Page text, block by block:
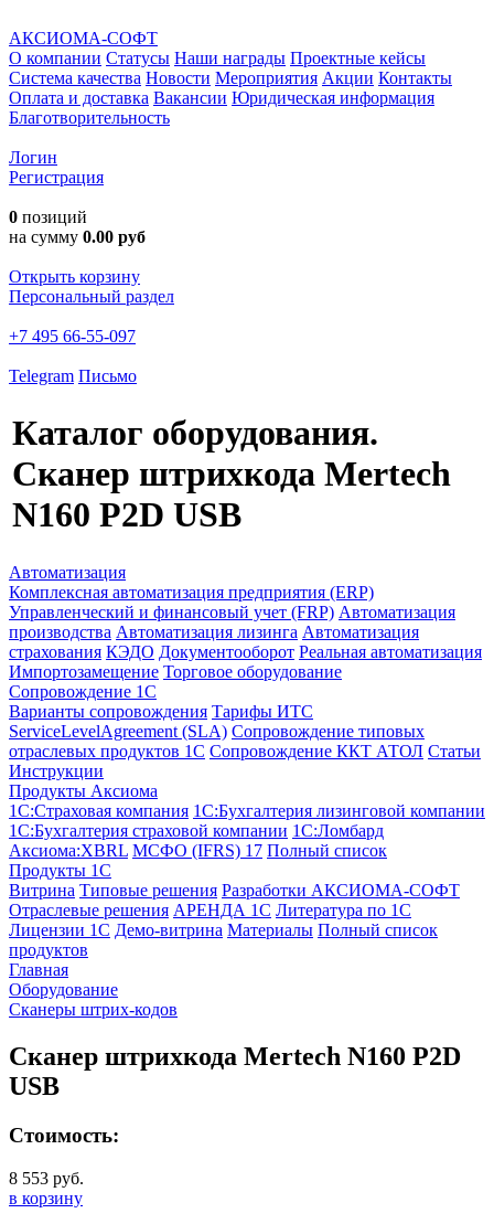
АКСИОМА-СОФТ
О компании Статусы Наши награды Проектные кейсы
Система качества Новости Мероприятия Акции Контакты
Оплата и доставка Вакансии Юридическая информация
Благотворительность
Логин
Регистрация
0 позиций
на сумму 0.00 руб
Открыть корзину
Персональный раздел
+7 495 66-55-097
Telegram Письмо
Каталог оборудования.
Сканер штрихкода Mertech
N160 P2D USB
Автоматизация
Комплексная автоматизация предприятия (ERP)
Управленческий и финансовый учет (FRP) Автоматизация
производства Автоматизация лизинга Автоматизация
страхования КЭДО Документооборот Реальная автоматизация
Импортозамещение Торговое оборудование
Сопровождение 1С
Варианты сопровождения Тарифы ИТС
ServiceLevelAgreement (SLA) Сопровождение типовых
отраслевых продуктов 1С Сопровождение ККТ АТОЛ Статьи
Инструкции
Продукты Аксиома
1С:Страховая компания 1С:Бухгалтерия лизинговой компании
1С:Бухгалтерия страховой компании 1С:Ломбард
Аксиома:XBRL МСФО (IFRS) 17 Полный список
Продукты 1С
Витрина Типовые решения Разработки АКСИОМА-СОФТ
Отраслевые решения АРЕНДА 1С Литература по 1С
Лицензии 1C Демо-витрина Материалы Полный список
продуктов
Главная
Оборудование
Сканеры штрих-кодов
Сканер штрихкода Mertech N160 P2D
USB
Стоимость:
8 553 руб.
в корзину